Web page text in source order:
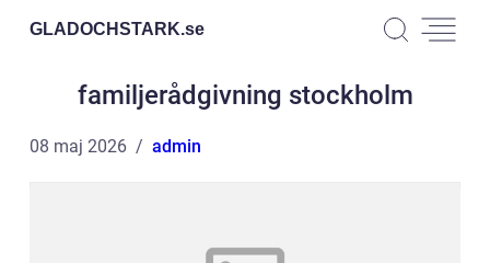
GLADOCHSTARK.se
familjerådgivning stockholm
08 maj 2026 admin